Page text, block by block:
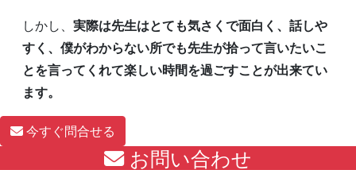
しかし、 実際は先生はとても気さくで面白く、話しや
すく、僕がわからない所でも先生が拾って言いたいこ
とを言ってくれて楽しい時間を過ごすことが出来てい
ます。
今すぐ問合せる
お問い合わせ